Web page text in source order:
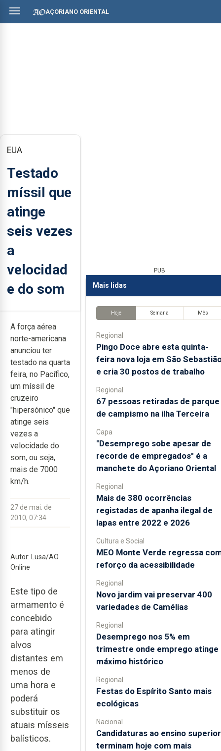
AÇORIANO ORIENTAL
EUA
Testado
míssil que
atinge
seis vezes
a
velocidad
e do som
A força aérea
norte-americana
anunciou ter
testado na quarta
feira, no Pacífico,
um míssil de
cruzeiro
"hipersónico" que
atinge seis
vezes a
velocidade do
som, ou seja,
mais de 7000
km/h.
27 de mai. de
2010, 07:34
Autor: Lusa/AO
Online
Este tipo de
armamento é
concebido
para atingir
alvos
distantes em
menos de
uma hora e
poderá
substituir os
atuais mísseis
balísticos.
PUB
Mais lidas
Hoje Semana Mês
Regional
Pingo Doce abre esta quinta-
feira nova loja em São
e cria 30 postos de trabalho
Regional
67 pessoas retiradas de parque
de campismo na ilha Terceira
Capa
"Desemprego sobe apesar de
recorde de empregados" é a
manchete do Açoriano Oriental
Regional
Mais de 380 ocorrências
registadas de apanha ilegal de
lapas entre 2022 e 2026
Cultura e Social
MEO Monte Verde regressa
reforço da acessibilidade
Regional
Novo jardim vai preservar 400
variedades de Camélias
Regional
Desemprego nos 5% em
trimestre onde emprego atinge
máximo histórico
Regional
Festas do Espírito Santo mais
ecológicas
Nacional
Candidaturas ao ensino superior
terminam hoje com mais